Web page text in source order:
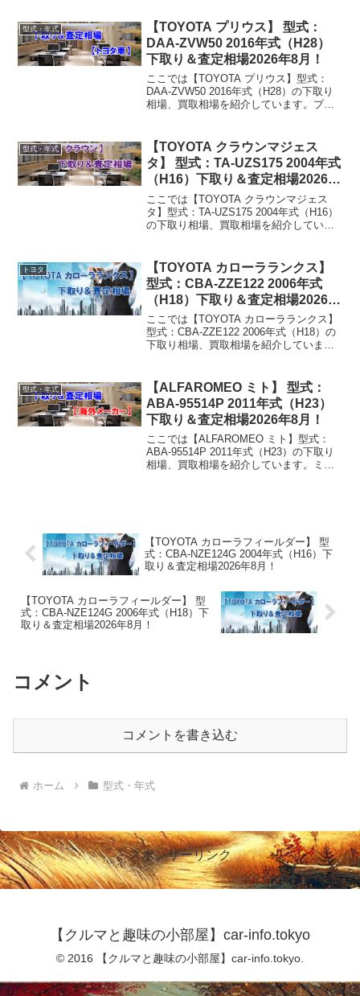
相場：マイナス1万円～2万円買取...
型式・年式
【TOYOTA プリウス】 型式：
DAA-ZVW50 2016年式（H28）
下取り＆査定相場2026年8月！
ここでは【TOYOTA プリウス】型式：
DAA-ZVW50 2016年式（H28）の下取り
相場、買取相場を紹介しています。プリ
万円～226万円買取り相...
型式・年式
【TOYOTA クラウンマジェス
タ】 型式：TA-UZS175 2004年式
（H16）下取り＆査定相場2026年
8月！
ここでは【TOYOTA クラウンマジェス
タ】型式：TA-UZS175 2004年式（H16）
の下取り相場、買取相場を紹介していま
下取り相場：マイナス1万円...
トヨタ
【TOYOTA カローラランクス】
型式：CBA-ZZE122 2006年式
（H18）下取り＆査定相場2026年
8月！
ここでは【TOYOTA カローラランクス】
型式：CBA-ZZE122 2006年式（H18）の
下取り相場、買取相場を紹介していま
り相場：マイナス1万円...
型式・年式
【ALFAROMEO ミト】 型式：
ABA-95514P 2011年式（H23）
下取り＆査定相場2026年8月！
ここでは【ALFAROMEO ミト】型式：
ABA-95514P 2011年式（H23）の下取り
相場、買取相場を紹介しています。ミト
【TOYOTA カローラフィールダー】 型
式：CBA-NZE124G 2004年式（H16）下
取り＆査定相場2026年8月！
【TOYOTA カローラフィールダー】 型
式：CBA-NZE124G 2006年式（H18）下
取り＆査定相場2026年8月！
コメント
コメントを書き込む
ホーム 型式・年式
スポンサーリンク
【クルマと趣味の小部屋】car-info.tokyo
© 2016 【クルマと趣味の小部屋】car-info.tokyo.